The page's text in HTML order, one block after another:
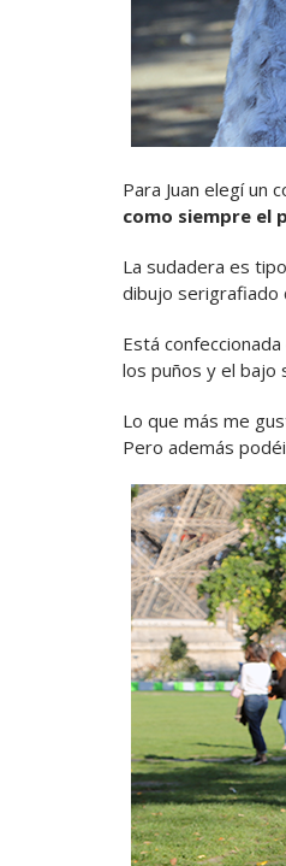
Para Juan elegí un
como siempre el
La sudadera es
dibujo serigrafiado
Está
los puños y el bajo
Lo que más me
Pero además